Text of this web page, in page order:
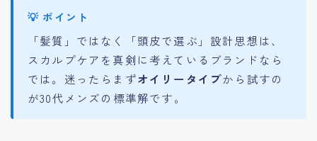
「髪質」ではなく「頭皮で選ぶ」設計思想は、
スカルプケアを真剣に考えているブランドなら
では。迷ったらまずオイリータイプから試すの
が30代メンズの標準解です。